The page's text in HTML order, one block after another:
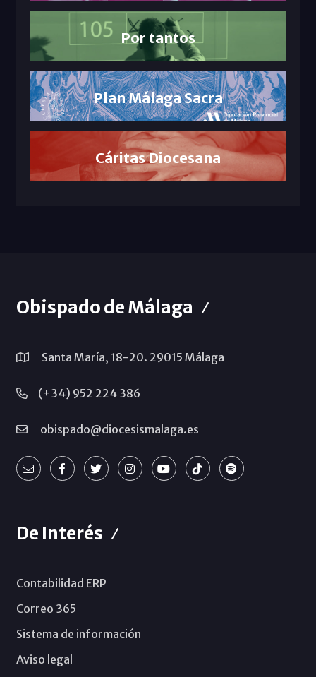
Por tantos
Plan Málaga Sacra
Cáritas Diocesana
Obispado de Málaga
Santa María, 18-20. 29015 Málaga
(+34) 952 224 386
obispado@diocesismalaga.es
De Interés
Contabilidad ERP
Correo 365
Sistema de información
Aviso legal